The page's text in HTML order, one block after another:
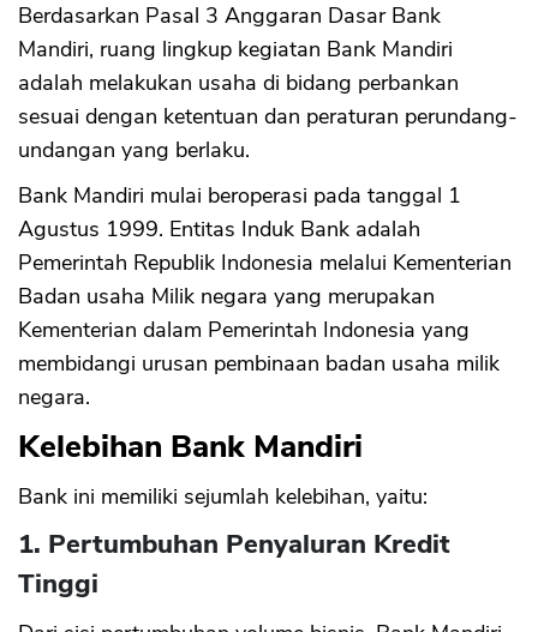
Berdasarkan Pasal 3 Anggaran Dasar Bank
Mandiri, ruang lingkup kegiatan Bank Mandiri
adalah melakukan usaha di bidang perbankan
sesuai dengan ketentuan dan peraturan perundang-
undangan yang berlaku.
Bank Mandiri mulai beroperasi pada tanggal 1
Agustus 1999. Entitas Induk Bank adalah
Pemerintah Republik Indonesia melalui Kementerian
Badan usaha Milik negara yang merupakan
Kementerian dalam Pemerintah Indonesia yang
membidangi urusan pembinaan badan usaha milik
negara.
Kelebihan Bank Mandiri
Bank ini memiliki sejumlah kelebihan, yaitu:
1. Pertumbuhan Penyaluran Kredit
Tinggi